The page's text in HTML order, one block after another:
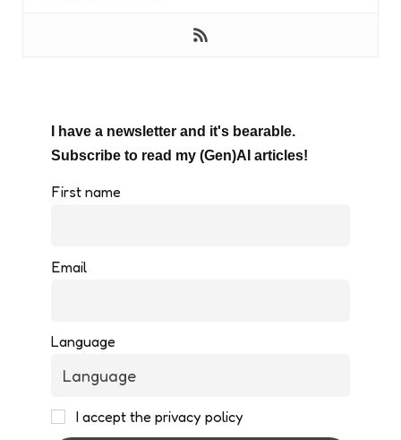
I have a newsletter and it's bearable.
Subscribe to read my (Gen)AI articles!
First name
Email
Language
I accept the privacy policy